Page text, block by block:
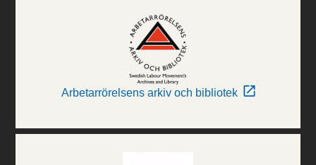
Arbetarrörelsens arkiv och bibliotek